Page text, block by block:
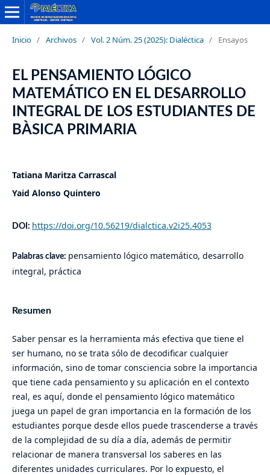
Inicio / Archivos / Vol. 2 Núm. 25 (2025): Dialéctica / Ensayos
EL PENSAMIENTO LÓGICO
MATEMÁTICO EN EL DESARROLLO
INTEGRAL DE LOS ESTUDIANTES DE
BÀSICA PRIMARIA
Tatiana Maritza Carrascal
Yaid Alonso Quintero
DOI: https://doi.org/10.56219/dialctica.v2i25.4053
Palabras clave: pensamiento lógico matemático, desarrollo
integral, práctica
Resumen
Saber pensar es la herramienta más efectiva que tiene el
ser humano, no se trata sólo de decodificar cualquier
información, sino de tomar consciencia sobre la importancia
que tiene cada pensamiento y su aplicación en el contexto
real, es aquí, donde el pensamiento lógico matemático
juega un papel de gran importancia en la formación de los
estudiantes porque desde ellos puede trascenderse a través
de la complejidad de su día a día, además de permitir
relacionar de manera transversal los saberes en las
diferentes unidades curriculares. Por lo expuesto, el